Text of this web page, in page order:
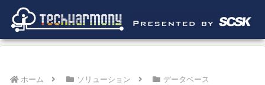
ホーム ソリューション データベース